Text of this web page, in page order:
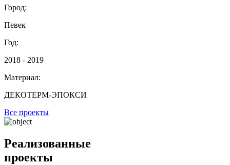
Город:
Певек
Год:
2018 - 2019
Материал:
ДЕКОТЕРМ-ЭПОКСИ
Все проекты
Реализованные
проекты